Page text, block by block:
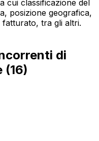
cui classificazione del
posizione geografica,
tra gli altri.
di
(16)